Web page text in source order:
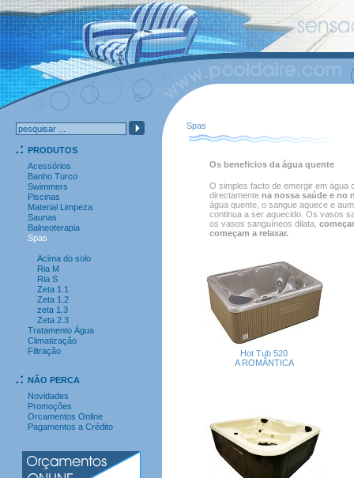
PRODUTOS
Acessórios
Banho Turco
Swimmers
Piscinas
Material Limpeza
Saunas
Balneoterapia
Spas
Acima do solo
Ria M
Ria S
Zeta 1.1
Zeta 1.2
zeta 1.3
Zeta 2.3
Tratamento Água
Climatização
Filtração
NÃO PERCA
Novidades
Promoções
Orcamentos Online
Pagamentos a Crédito
Spas
Os beneficios da água quente
O simples facto de emergir em
directamentena nossa saúde e no
água quente, o sangue aquece e
continua a ser aquecido. Os vasos
os vasos sanguíneos dilata,
começam a relaxar.
Hot Tub 520
A ROMÂNTICA